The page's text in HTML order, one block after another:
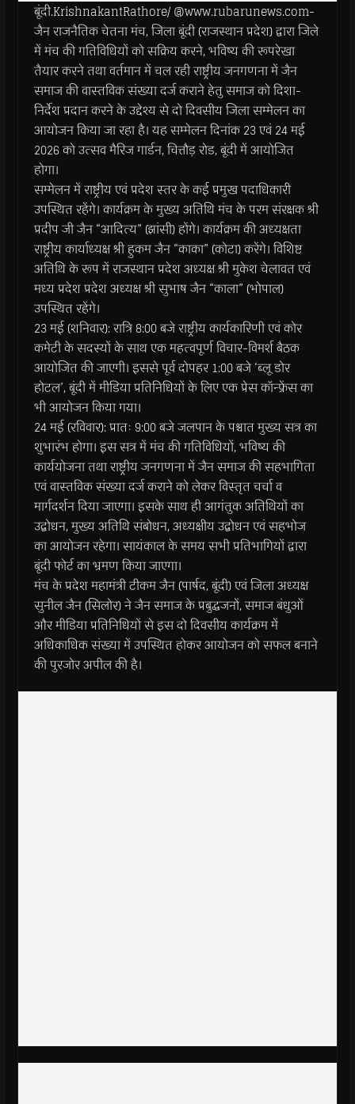
बूंदी.KrishnakantRathore/ @www.rubarunews.com-
जैन राजनैतिक चेतना मंच, जिला बूंदी (राजस्थान प्रदेश) द्वारा जिले
में मंच की गतिविधियों को सक्रिय करने, भविष्य की रूपरेखा
तैयार करने तथा वर्तमान में चल रही राष्ट्रीय जनगणना में जैन
समाज की वास्तविक संख्या दर्ज कराने हेतु समाज को दिशा-
निर्देश प्रदान करने के उद्देश्य से दो दिवसीय जिला सम्मेलन का
आयोजन किया जा रहा है। यह सम्मेलन दिनांक 23 एवं 24 मई
2026 को उत्सव मैरिज गार्डन, चित्तौड़ रोड, बूंदी में आयोजित
होगा।
सम्मेलन में राष्ट्रीय एवं प्रदेश स्तर के कई प्रमुख पदाधिकारी
उपस्थित रहेंगे। कार्यक्रम के मुख्य अतिथि मंच के परम संरक्षक श्री
प्रदीप जी जैन “आदित्य” (झांसी) होंगे। कार्यक्रम की अध्यक्षता
राष्ट्रीय कार्याध्यक्ष श्री हुकम जैन “काका” (कोटा) करेंगे। विशिष्ट
अतिथि के रूप में राजस्थान प्रदेश अध्यक्ष श्री मुकेश चेलावत एवं
मध्य प्रदेश प्रदेश अध्यक्ष श्री सुभाष जैन “काला” (भोपाल)
उपस्थित रहेंगे।
23 मई (शनिवार): रात्रि 8:00 बजे राष्ट्रीय कार्यकारिणी एवं कोर
कमेटी के सदस्यों के साथ एक महत्वपूर्ण विचार-विमर्श बैठक
आयोजित की जाएगी। इससे पूर्व दोपहर 1:00 बजे ‘ब्लू डोर
होटल’, बूंदी में मीडिया प्रतिनिधियों के लिए एक प्रेस कॉन्फ्रेंस का
भी आयोजन किया गया।
​24 मई (रविवार): प्रातः 9:00 बजे जलपान के पश्चात मुख्य सत्र का
शुभारंभ होगा। इस सत्र में मंच की गतिविधियों, भविष्य की
कार्ययोजना तथा राष्ट्रीय जनगणना में जैन समाज की सहभागिता
एवं वास्तविक संख्या दर्ज कराने को लेकर विस्तृत चर्चा व
मार्गदर्शन दिया जाएगा। इसके साथ ही आगंतुक अतिथियों का
उद्बोधन, मुख्य अतिथि संबोधन, अध्यक्षीय उद्बोधन एवं सहभोज
का आयोजन रहेगा। सायंकाल के समय सभी प्रतिभागियों द्वारा
बूंदी फोर्ट का भ्रमण किया जाएगा।
​मंच के प्रदेश महामंत्री टीकम जैन (पार्षद, बूंदी) एवं जिला अध्यक्ष
सुनील जैन (सिलोर) ने जैन समाज के प्रबुद्धजनों, समाज बंधुओं
और मीडिया प्रतिनिधियों से इस दो दिवसीय कार्यक्रम में
अधिकाधिक संख्या में उपस्थित होकर आयोजन को सफल बनाने
की पुरजोर अपील की है।